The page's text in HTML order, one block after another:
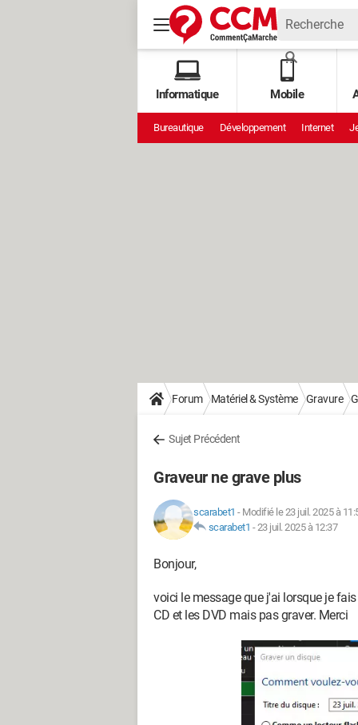
Informatique Mobile
Bureautique Développement Internet
Forum Matériel & Système Gravure
Sujet Précédent
Graveur ne grave plus
scarabet1 - Modifié le 23 juil. 2025 à
scarabet1 -23 juil. 2025 à 12:37
Bonjour,
voici le message que j'ai lorsque je
CD et les DVD mais pas graver. Merci